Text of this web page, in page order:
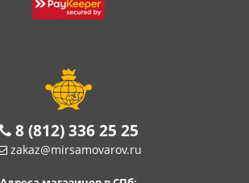
8 (812) 336 25 25
zakaz@mirsamovarov.ru